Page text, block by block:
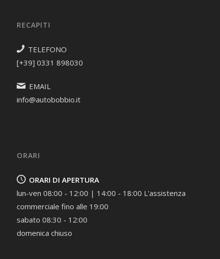
RECAPITI
TELEFONO
[+39] 0331 898030
EMAIL
info@autobobbio.it
ORARI
ORARI DI APERTURA
lun-ven 08:00 - 12:00 | 14:00 - 18:00 L'assistenza
commerciale fino alle 19:00
sabato 08:30 - 12:00
domenica chiuso